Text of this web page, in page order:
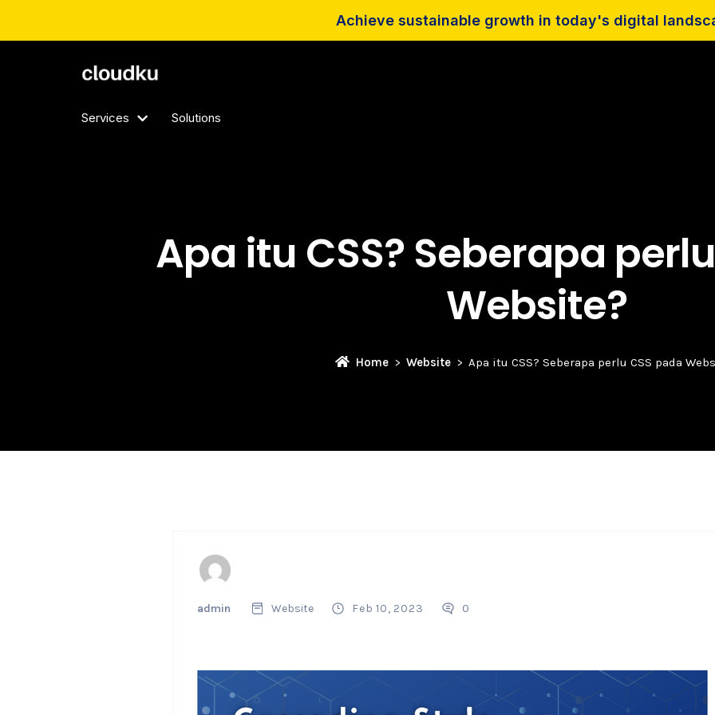
Achieve sustainable growth in today's digital
Services Solutions
Apa itu CSS? Seberapa
Website?
Home Website Apa itu CSS? Seberapa perlu CSS pada
admin Website Feb 10, 2023 0